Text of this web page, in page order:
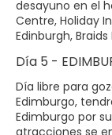
desayuno en el
Centre, Holiday
Edinburgh, Braids
Día 5 -
Día libre para
Edimburgo,
Edimburgo por
atracciones se